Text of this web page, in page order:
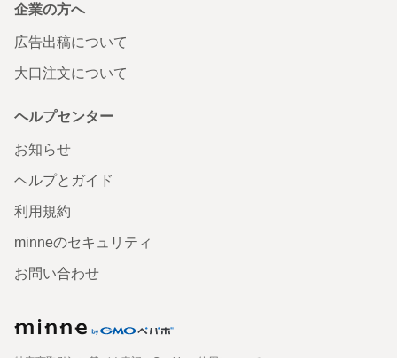
企業の方へ
広告出稿について
大口注文について
ヘルプセンター
お知らせ
ヘルプとガイド
利用規約
minneのセキュリティ
お問い合わせ